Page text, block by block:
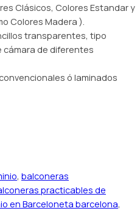
Clásicos, Colores Estandar y
Colores Madera ).
transparentes, tipo
cámara de diferentes
ó laminados
, balconeras
practicables de
en Barceloneta barcelona,